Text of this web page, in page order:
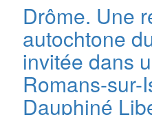
Drôme. Une
autochtone
invitée dans
Romans-sur-
Dauphiné